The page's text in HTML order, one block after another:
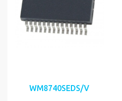
WM8740SEDS/V